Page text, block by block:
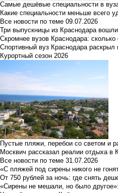
Самые дешёвые специальности в
Какие специальности меньше всего
Все новости по теме 09.07.2026
Три выпускницы из Краснодара
Скромнее вузов Краснодара:
Спортивный вуз Краснодара
Курортный сезон 2026
Пустые пляжи, перебои со светом и
Москвич рассказал реалии отдыха в
Все новости по теме 31.07.2026
«С пляжей под сирены никого не
От 750 рублей за ночь: где снять
«Сирены не мешали, но было